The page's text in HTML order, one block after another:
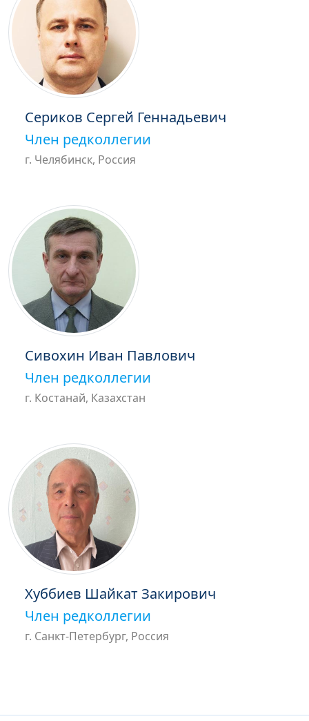
Сериков Сергей Геннадьевич
Член редколлегии
г. Челябинск, Россия
Сивохин Иван Павлович
Член редколлегии
г. Костанай, Казахстан
Хуббиев Шайкат Закирович
Член редколлегии
г. Санкт-Петербург, Россия